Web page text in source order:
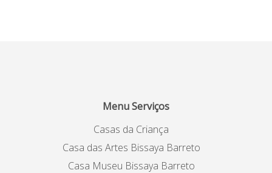
Menu Serviços
Casas da Criança
Casa das Artes Bissaya Barreto
Casa Museu Bissaya Barreto